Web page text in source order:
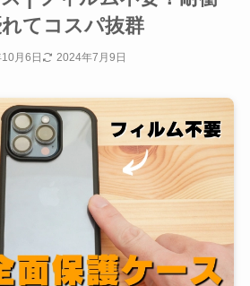
てコスパ抜群
月6日 2024年7月9日